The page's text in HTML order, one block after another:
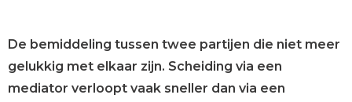
De bemiddeling tussen twee partijen die niet meer
gelukkig met elkaar zijn. Scheiding via een
mediator verloopt vaak sneller dan via een